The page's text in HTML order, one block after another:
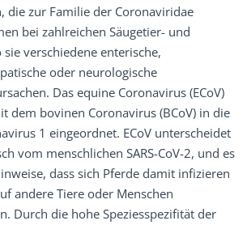
die zur Familie der Coronaviridae
bei zahlreichen Säugetier- und
verschiedene enterische,
oder neurologische
Das equine Coronavirus (ECoV)
dem bovinen Coronavirus (BCoV) in die
1 eingeordnet. ECoV unterscheidet
vom menschlichen SARS-CoV-2, und es
dass sich Pferde damit infizieren
andere Tiere oder Menschen
Durch die hohe Speziesspezifität der